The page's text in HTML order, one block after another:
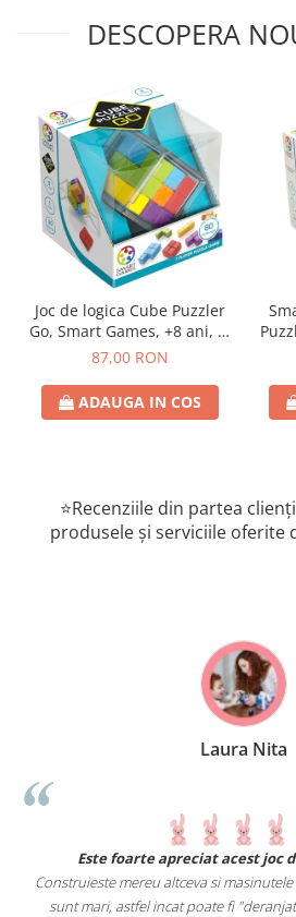
DESCOPERA
Joc de logica Cube Puzzler
Go, Smart Games, +8 ani, lb
romana
87,00 RON
ADAUGA IN COS
⭐Recenziile din partea
produsele și serviciile oferite
Laura Nita
Este foarte apreciat acest joc
Construieste mereu altceva si
sunt mari, astfel incat poate fi